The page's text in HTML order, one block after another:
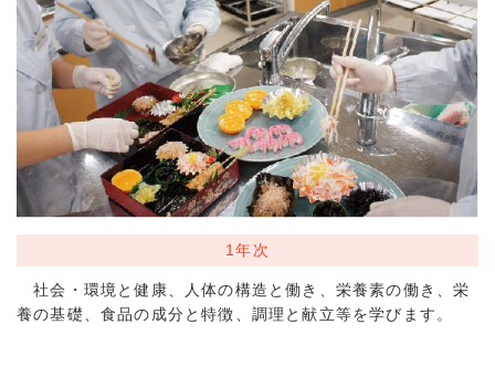
1年次
社会・環境と健康、人体の構造と働き、栄養素の働き、栄
養の基礎、食品の成分と特徴、調理と献立等を学びます。